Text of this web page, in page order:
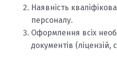
Наявність
персоналу.
Оформлення всіх
документів (ліцензій,